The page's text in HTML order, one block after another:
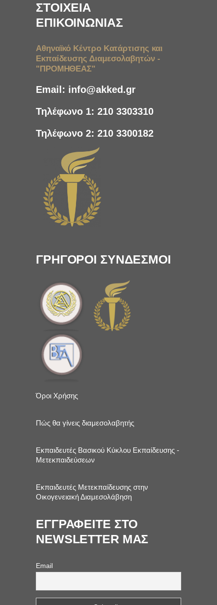
ΣΤΟΙΧΕΙΑ
ΕΠΙΚΟΙΝΩΝΙΑΣ
Αθηναϊκό Κέντρο Κατάρτισης και
Εκπαίδευσης Διαμεσολαβητών -
"ΠΡΟΜΗΘΕΑΣ"
Email: info@akked.gr
Τηλέφωνο 1: 210 3303310
Τηλέφωνο 2: 210 3300182
ΓΡΗΓΟΡΟΙ ΣΥΝΔΕΣΜΟΙ
Όροι Χρήσης
Πώς θα γίνεις διαμεσολαβητής
Εκπαιδευτές Βασικού Κύκλου Εκπαίδευσης -
Μετεκπαιδεύσεων
Εκπαιδευτές Μετεκπαίδευσης στην
Οικογενειακή Διαμεσολάβηση
ΕΓΓΡΑΦΕΙΤΕ ΣΤΟ
NEWSLETTER ΜΑΣ
Email